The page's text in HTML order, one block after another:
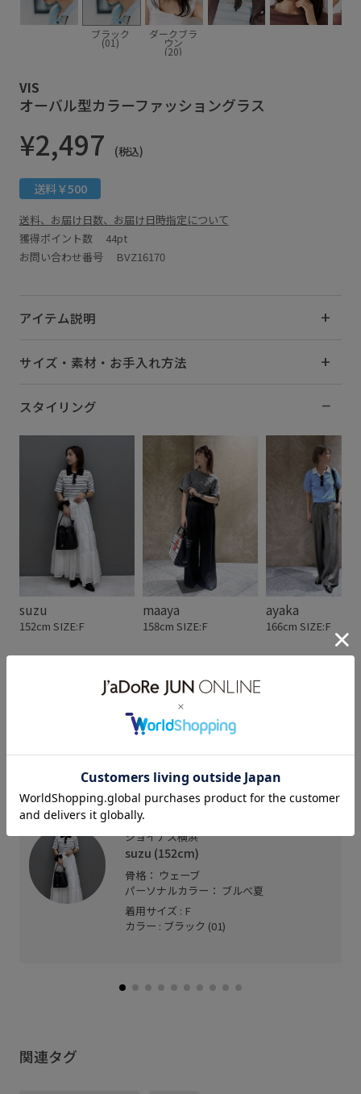
ブラック
(01)
ダークブラ
ウン
(20)
VIS
オーバル型カラーファッショングラス
¥2,497 (税込)
送料￥500
送料、お届け日数、お届け日時指定について
獲得ポイント数 44pt
お問い合わせ番号 BVZ16170
アイテム説明
サイズ・素材・お手入れ方法
スタイリング
suzu
152cm SIZE:F
maaya
158cm SIZE:F
ayaka
166cm SIZE:F
スタッフレビュー
トレンドのオーバル型サングラス。
かけるだけで一気にトレンディな雰囲気に！
横長なので面長さんにぴったり☺︎
ジョイナス横浜
suzu (152cm)
骨格： ウェーブ
パーソナルカラー： ブルべ夏
着用サイズ : F
カラー : ブラック (01)
関連タグ